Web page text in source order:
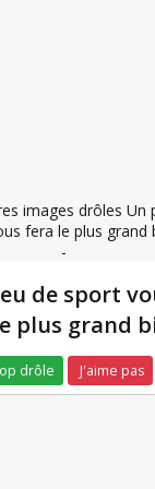
-
de sport
plus grand
drôle J'aime pas